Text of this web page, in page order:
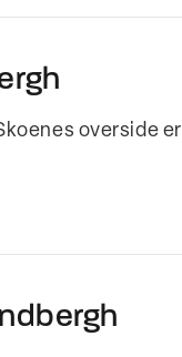
overside er